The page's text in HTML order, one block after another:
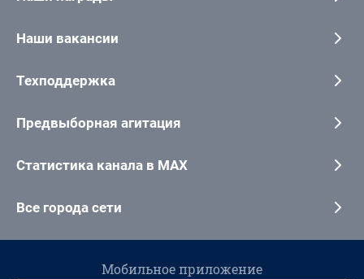
Наши вакансии
Техподдержка
Предвыборная агитация
Статистика канала в MAX
Все города сети
Мобильное приложение